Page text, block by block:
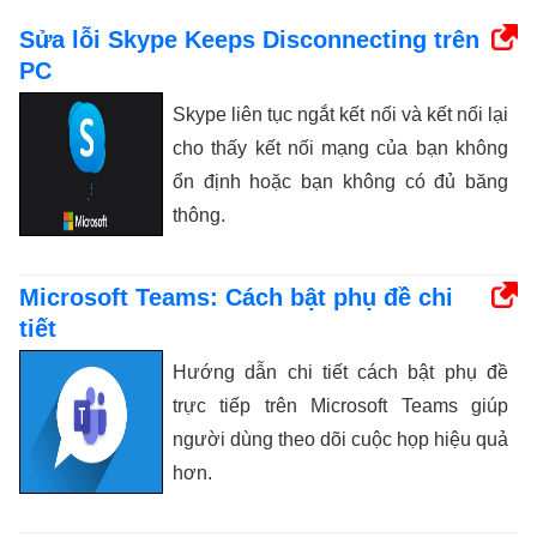
Sửa lỗi Skype Keeps Disconnecting trên
PC
Skype liên tục ngắt kết nối và kết nối lại
cho thấy kết nối mạng của bạn không
ổn định hoặc bạn không có đủ băng
thông.
Microsoft Teams: Cách bật phụ đề chi
tiết
Hướng dẫn chi tiết cách bật phụ đề
trực tiếp trên Microsoft Teams giúp
người dùng theo dõi cuộc họp hiệu quả
hơn.